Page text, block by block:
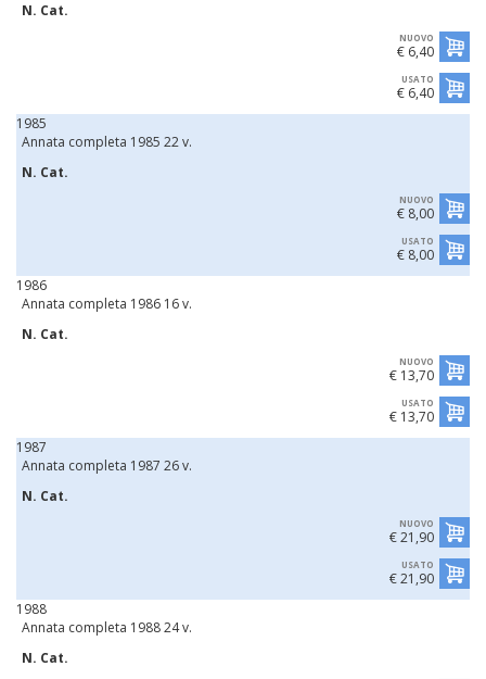
N. Cat.
NUOVO
€ 6,40
USATO
€ 6,40
1985
Annata completa 1985 22 v.
N. Cat.
NUOVO
€ 8,00
USATO
€ 8,00
1986
Annata completa 1986 16 v.
N. Cat.
NUOVO
€ 13,70
USATO
€ 13,70
1987
Annata completa 1987 26 v.
N. Cat.
NUOVO
€ 21,90
USATO
€ 21,90
1988
Annata completa 1988 24 v.
N. Cat.